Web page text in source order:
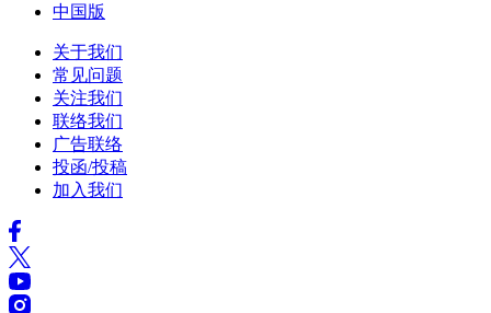
中国版
关于我们
常见问题
关注我们
联络我们
广告联络
投函/投稿
加入我们